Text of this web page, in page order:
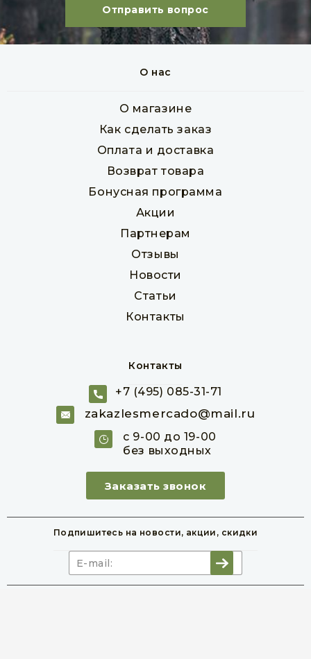
В корзину
OSB-3 (ОСБ-3) 22 мм 1250х2500 мм
Товар в наличии
Отправить вопрос
О нас
О магазине
Как сделать заказ
Оплата и доставка
Возврат товара
Бонусная программа
Акции
Партнерам
Отзывы
Новости
Статьи
Контакты
Контакты
+7 (495) 085-31-71
zakazlesmercado@mail.ru
с 9-00 до 19-00
без выходных
Заказать звонок
Подпишитесь на новости, акции, скидки